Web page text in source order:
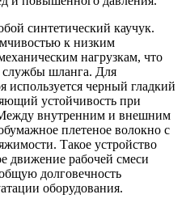
синтетический каучук.
к низким
нагрузкам, что
службы шланга. Для
используется черный гладкий
устойчивость при
внутренним и внешним
плетеное волокно с
Такое устройство
движение рабочей смеси
долговечность
оборудования.